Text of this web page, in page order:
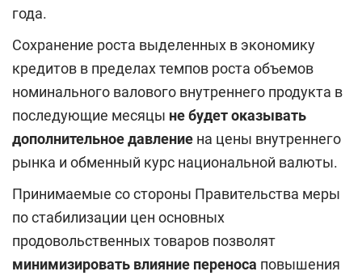
года.
Сохранение роста выделенных в экономику
кредитов в пределах темпов роста объемов
номинального валового внутреннего продукта в
последующие месяцы не будет оказывать
дополнительное давление на цены внутреннего
рынка и обменный курс национальной валюты.
Принимаемые со стороны Правительства меры
по стабилизации цен основных
продовольственных товаров позволят
минимизировать влияние переноса повышения